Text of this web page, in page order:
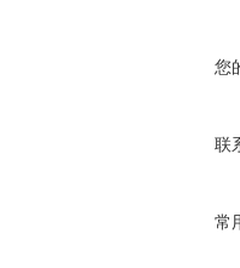
您
联
常